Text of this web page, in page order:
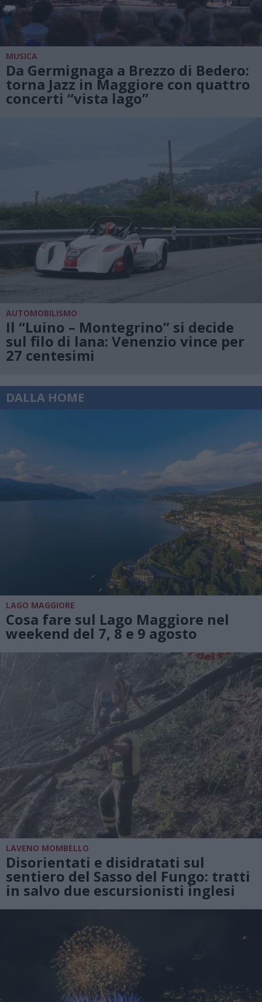
MUSICA
Da Germignaga a Brezzo di Bedero:
torna Jazz in Maggiore con quattro
concerti “vista lago”
AUTOMOBILISMO
Il “Luino – Montegrino” si decide
sul filo di lana: Venenzio vince per
27 centesimi
DALLA HOME
LAGO MAGGIORE
Cosa fare sul Lago Maggiore nel
weekend del 7, 8 e 9 agosto
LAVENO MOMBELLO
Disorientati e disidratati sul
sentiero del Sasso del Fungo: tratti
in salvo due escursionisti inglesi